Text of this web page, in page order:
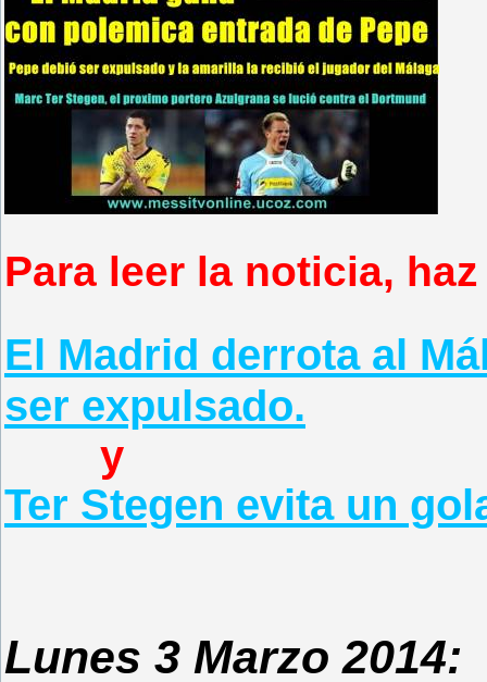
Para leer la noticia,
El Madrid derrota al
ser expulsado.
y
Ter Stegen evita un
Lunes 3 Marzo 2014: